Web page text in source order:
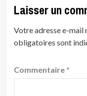
Laisser un
Votre adresse e-mail
obligatoires sont
Commentaire *